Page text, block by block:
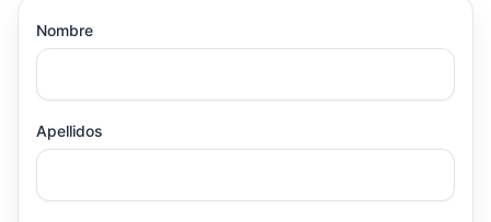
Nombre
Apellidos